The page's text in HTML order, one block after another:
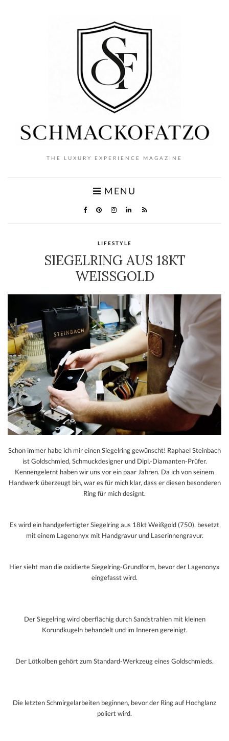
THE LUXURY EXPERIENCE MAGAZINE
MENU
LIFESTYLE
SIEGELRING AUS 18KT
WEISSGOLD
Schon immer habe ich mir einen Siegelring gewünscht! Raphael Steinbach
ist Goldschmied, Schmuckdesigner und Dipl.-Diamanten-Prüfer.
Kennengelernt haben wir uns vor ein paar Jahren. Da ich von seinem
Handwerk überzeugt bin, war es für mich klar, dass er diesen besonderen
Ring für mich designt.
Es wird ein handgefertigter Siegelring aus 18kt Weißgold (750), besetzt
mit einem Lagenonyx mit Handgravur und Laserinnengravur.
Hier sieht man die oxidierte Siegelring-Grundform, bevor der Lagenonyx
eingefasst wird.
Der Siegelring wird oberflächig durch Sandstrahlen mit kleinen
Korundkugeln behandelt und im Inneren gereinigt.
Der Lötkolben gehört zum Standard-Werkzeug eines Goldschmieds.
Die letzten Schmirgelarbeiten beginnen, bevor der Ring auf Hochglanz
poliert wird.